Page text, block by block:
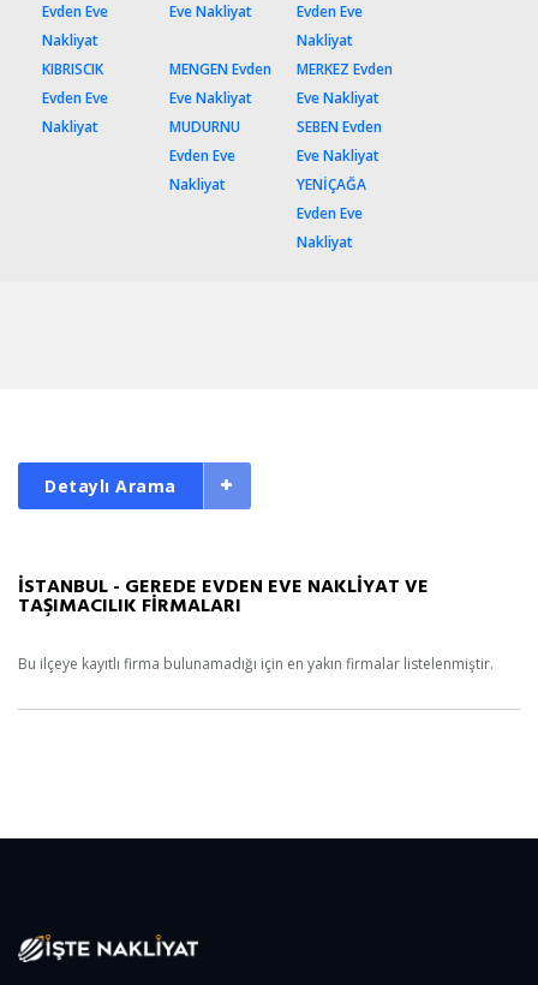
Evden Eve
Nakliyat
Eve Nakliyat
Evden Eve
Nakliyat
KIBRISCIK
Evden Eve
Nakliyat
MENGEN Evden
Eve Nakliyat
MERKEZ Evden
Eve Nakliyat
MUDURNU
Evden Eve
Nakliyat
SEBEN Evden
Eve Nakliyat
YENİÇAĞA
Evden Eve
Nakliyat
Detaylı Arama
İSTANBUL - GEREDE EVDEN EVE NAKLİYAT VE
TAŞIMACILIK FİRMALARI
Bu ilçeye kayıtlı firma bulunamadığı için en yakın firmalar listelenmiştir.